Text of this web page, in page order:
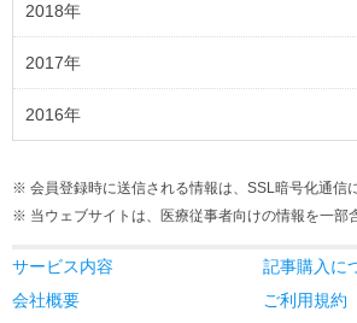
2018年
2017年
2016年
会員登録時に送信される情報は、SSL暗号化通信
当ウェブサイトは、医療従事者向けの情報を一部
サービス内容
記事購入に
会社概要
ご利用規約